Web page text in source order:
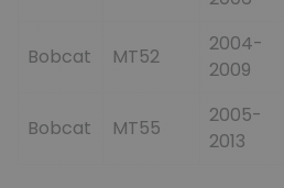
Bobcat MT52
2004-
2009
Bobcat MT55
2005-
2013